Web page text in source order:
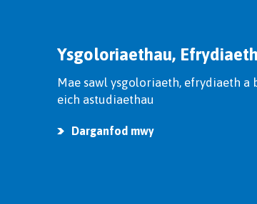
Ysgoloriaethau,
Mae sawl ysgoloriaeth, efrydiaeth
eich astudiaethau
Darganfod mwy